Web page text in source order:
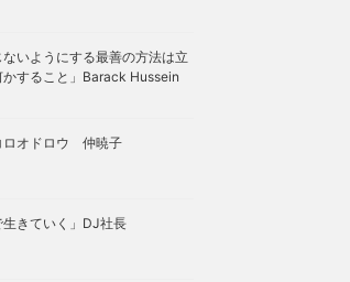
ないようにする最善の方法は立
かすること」Barack Hussein
ロオドロウ 仲暁子
生きていく」DJ社長